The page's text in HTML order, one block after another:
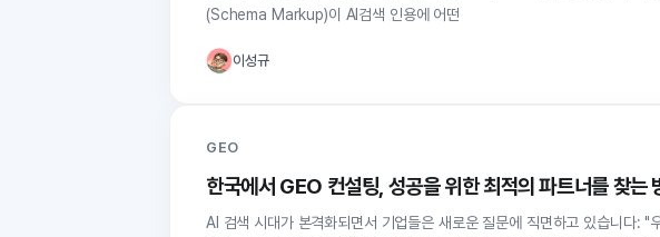
(Schema Markup)이 AI검색 인용에 어떤
이성규
GEO
한국에서 GEO 컨설팅, 성공을 위한 최적의 파트너를 찾는
AI 검색 시대가 본격화되면서 기업들은 새로운 질문에 직면하고 있습니